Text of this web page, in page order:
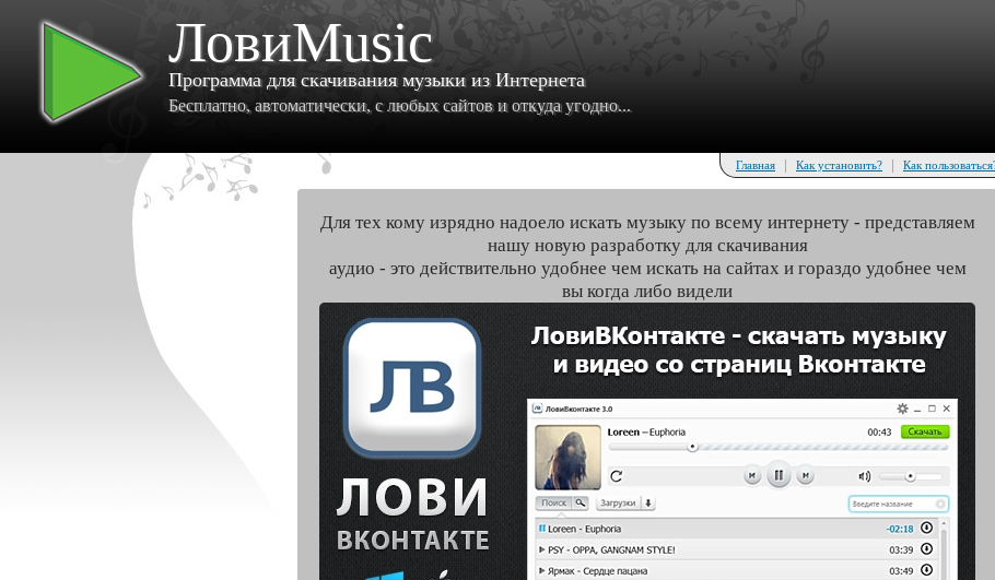
ЛовиMusic
Программа для скачивания музыки из Интернета
Бесплатно, автоматически, с любых сайтов и откуда угодно...
Главная | Как установить? | Как
Для тех кому изрядно надоело искать музыку по всему интернету - представляем
нашу новую разработку для скачивания
аудио - это действительно удобнее чем искать на сайтах и гораздо удобнее чем
вы когда либо видели